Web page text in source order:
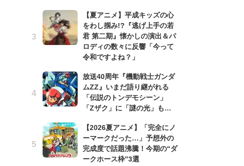
【夏アニメ】平成キッズの心
をわし掴み!?『逃げ上手の若
君 第二期』懐かしの演出＆パ
ロディの数々に反響「今って
令和ですよね？」
放送40周年『機動戦士ガンダ
ムZZ』いまだ語り継がれる
「伝説のトンデモシーン」
「Zザク」に「謎の光」も…
【2026夏アニメ】「完全にノ
ーマークだった…」予想外の
完成度で話題沸騰！今期の“ダ
ークホース枠”3選